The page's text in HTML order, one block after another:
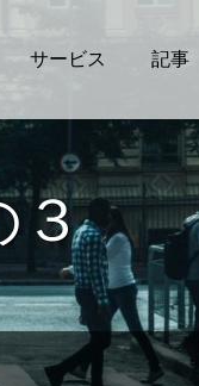
サービス 記事
３